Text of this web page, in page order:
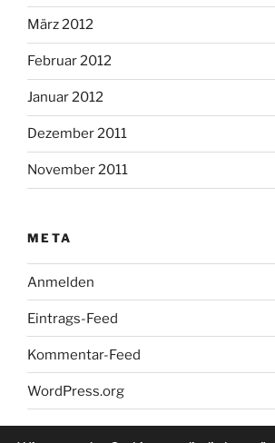
März 2012
Februar 2012
Januar 2012
Dezember 2011
November 2011
META
Anmelden
Eintrags-Feed
Kommentar-Feed
WordPress.org